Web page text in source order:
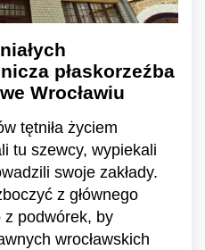
płaskorzeźba
Wrocławiu
tętniła życiem
tu szewcy, wypiekali
swoje zakłady.
z głównego
podwórek, by
wrocławskich